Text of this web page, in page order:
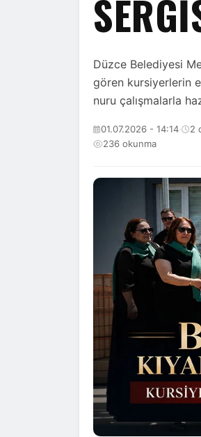
Düzce Belediyesi
gören kursiyerlerin
nuru çalışmalarla
01.07.2026 - 14:14· 2
236 okunma